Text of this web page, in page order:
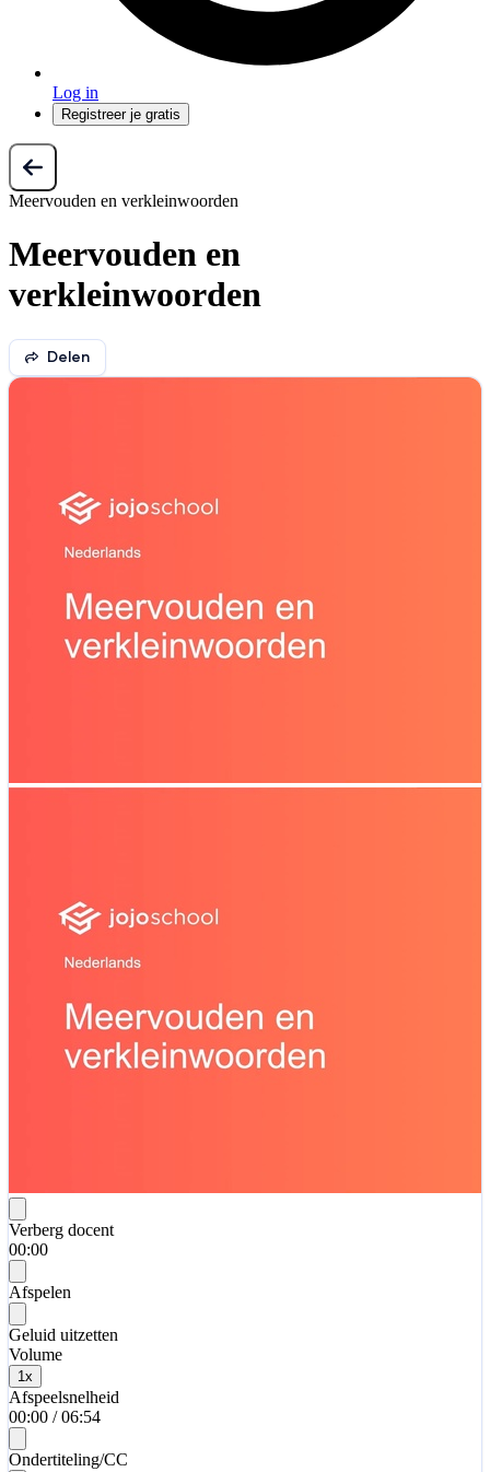
Log in
Registreer je gratis
Meervouden en verkleinwoorden
Meervouden en
verkleinwoorden
Delen
Verberg docent
00:00
Afspelen
Geluid uitzetten
Volume
1 x
Afspeelsnelheid
00:00 / 06:54
Ondertiteling/CC